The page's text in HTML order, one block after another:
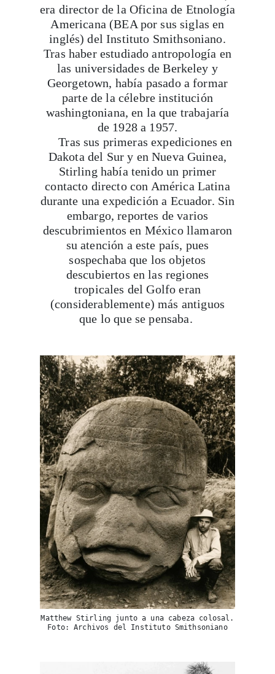
inglés) del Instituto Smithsoniano.
Tras haber estudiado antropología en
las universidades de Berkeley y
Georgetown, había pasado a formar
parte de la célebre institución
washingtoniana, en la que trabajaría
de 1928 a 1957.
Tras sus primeras expediciones en
Dakota del Sur y en Nueva Guinea,
Stirling había tenido un primer
contacto directo con América Latina
durante una expedición a Ecuador. Sin
embargo, reportes de varios
descubrimientos en México llamaron
su atención a este país, pues
sospechaba que los objetos
descubiertos en las regiones
tropicales del Golfo eran
(considerablemente) más antiguos
que lo que se pensaba.
Matthew Stirling junto a una cabeza colosal.
Foto: Archivos del Instituto Smithsoniano
Viaja con Travesías, recibe cada semana
itinerarios, tips de insider y las guías más
Suscribirme